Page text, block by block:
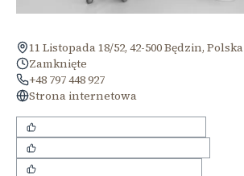
11 Listopada 18/52, 42-500 Będzin, Polska
Zamknięte
+48 797 448 927
Strona internetowa